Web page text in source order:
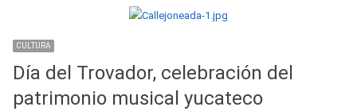
CULTURA
Día del Trovador, celebración del
patrimonio musical yucateco